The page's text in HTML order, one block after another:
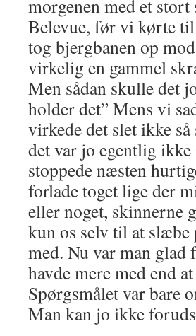
morgenen med et
Belevue, før vi kørte
tog bjergbanen op
virkelig en gammel
Men sådan skulle det
holder det” Mens vi
virkede det slet ikke
det var jo egentlig
stoppede næsten
forlade toget lige der
eller noget, skinnerne
kun os selv til at
med. Nu var man glad
havde mere med end
Spørgsmålet var bare
Man kan jo ikke